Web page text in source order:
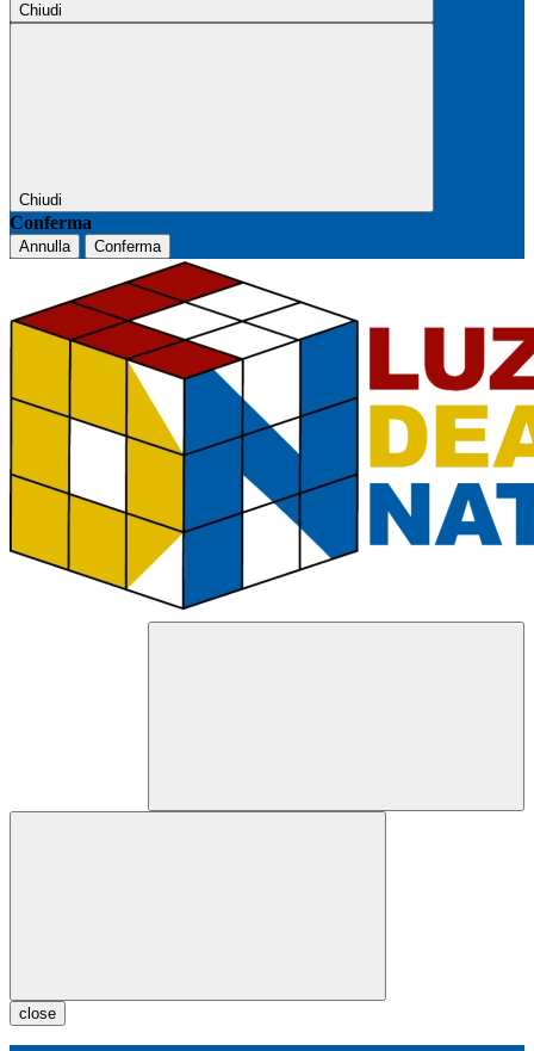
Chiudi
Chiudi
Conferma
Annulla Conferma
close